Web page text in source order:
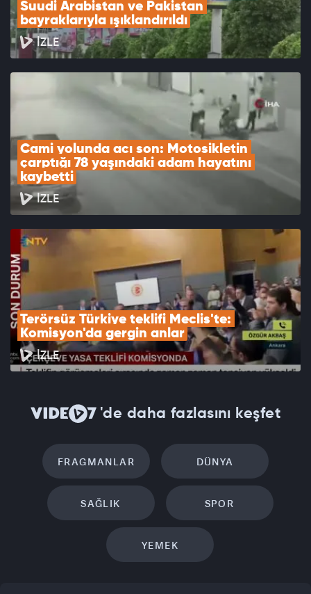
Suudi Arabistan ve Pakistan
bayraklarıyla ışıklandırıldı
İZLE
Cami yolunda acı son: Motosikletin
çarptığı 78 yaşındaki adam hayatını
kaybetti
İZLE
Terörsüz Türkiye teklifi Meclis'te:
Komisyon'da gergin anlar
İZLE
'de daha fazlasını keşfet
FRAGMANLAR DÜNYA
SAĞLIK SPOR
YEMEK